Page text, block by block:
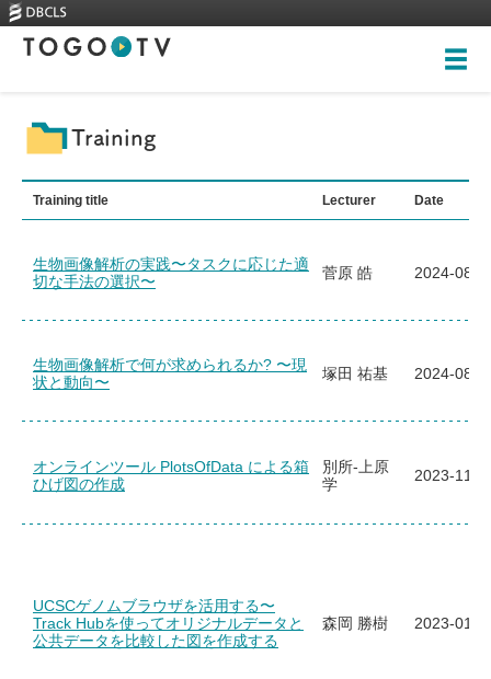
About
Videos
Illustrations
全ての画像
Heritage Trees
Training
Contact
Staff
Training
Training title Lecturer Date
生物画像解析の実践〜タスクに応じた適
切な手法の選択〜
菅原 皓 2024-08-
生物画像解析で何が求められるか? 〜現
状と動向〜
塚田 祐基 2024-08-
オンラインツール PlotsOfData による箱
ひげ図の作成
別所-上原
学
2023-11-
UCSCゲノムブラウザを活用する〜
Track Hubを使ってオリジナルデータと
公共データを比較した図を作成する
森岡 勝樹 2023-01-